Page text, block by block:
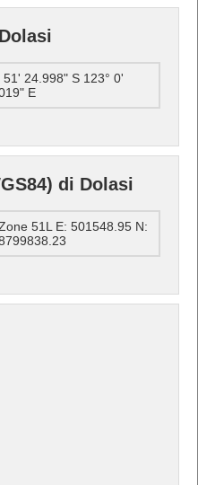
51' 24.998" S 123° 0'
E
di Dolasi
51L E: 501548.95 N: